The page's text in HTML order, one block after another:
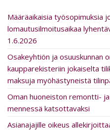
Määräaikaisia työsopimuksia
lomautusilmoitusaikaa
1.6.2026
Osakeyhtiön ja osuuskunnan
kaupparekisteriin jokaiselta
maksuja myöhästyneistä
Oman huoneiston remontti-
mennessä katsottavaksi
Asia­na­ja­jille oikeus